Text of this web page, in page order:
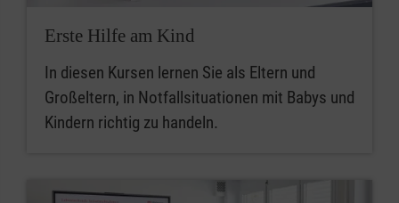
Erste Hilfe am Kind
In diesen Kursen lernen Sie als Eltern und
Großeltern, in Notfallsituationen mit Babys und
Kindern richtig zu handeln.